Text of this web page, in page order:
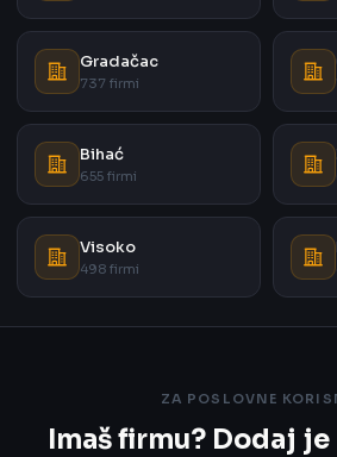
Gradačac
737 firmi
Bihać
655 firmi
Visoko
498 firmi
ZA POSLOVNE
Imaš firmu? Dodaj je